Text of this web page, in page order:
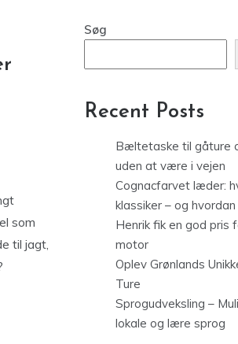
som
til jagt,
Søg
Recent Posts
Bæltetaske til gåture
uden at være i vejen
Cognacfarvet læder:
klassiker – og
Henrik fik en god pris
motor
Oplev Grønlands
Ture
Sprogudveksling –
lokale og lære sprog